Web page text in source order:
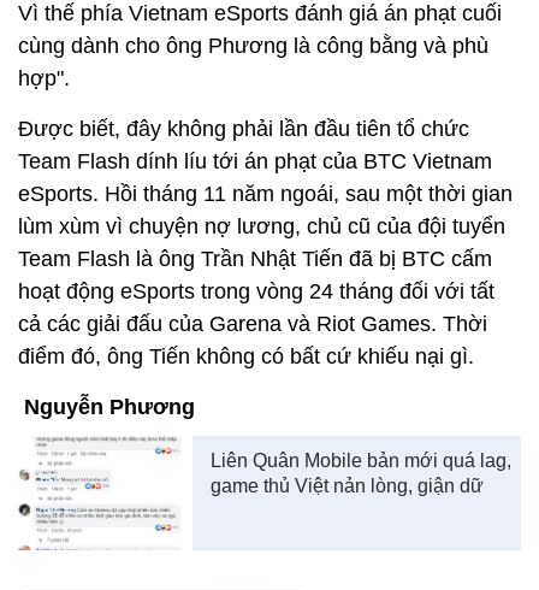
Vì thế phía Vietnam eSports đánh giá án phạt cuối
cùng dành cho ông Phương là công bằng và phù
hợp".
Được biết, đây không phải lần đầu tiên tổ chức
Team Flash dính líu tới án phạt của BTC Vietnam
eSports. Hồi tháng 11 năm ngoái, sau một thời gian
lùm xùm vì chuyện nợ lương, chủ cũ của đội tuyển
Team Flash là ông Trần Nhật Tiến đã bị BTC cấm
hoạt động eSports trong vòng 24 tháng đối với tất
cả các giải đấu của Garena và Riot Games. Thời
điểm đó, ông Tiến không có bất cứ khiếu nại gì.
Nguyễn Phương
Liên Quân Mobile bản mới quá lag,
game thủ Việt nản lòng, giận dữ